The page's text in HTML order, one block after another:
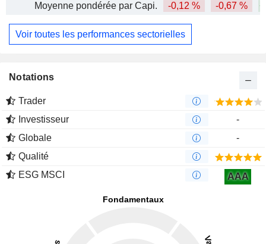
Moyenne pondérée par Capi.
-0,12 % -0,67 %
Voir toutes les performances sectorielles
Notations
Trader
Investisseur
-
Globale
-
Qualité
ESG MSCI
AAA